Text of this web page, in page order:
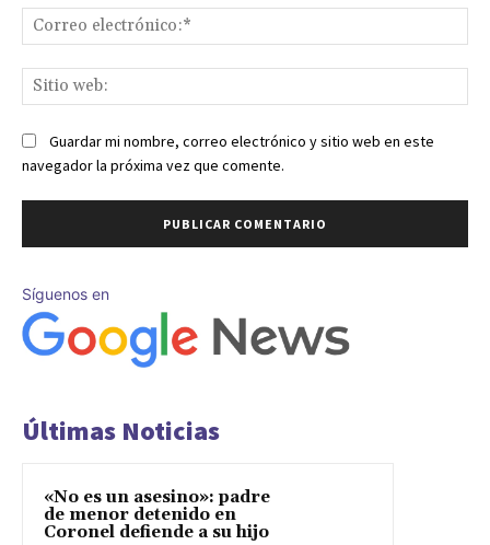
Guardar mi nombre, correo electrónico y sitio web en este
navegador la próxima vez que comente.
Síguenos en
Últimas Noticias
«No es un asesino»: padre
de menor detenido en
Coronel defiende a su hijo